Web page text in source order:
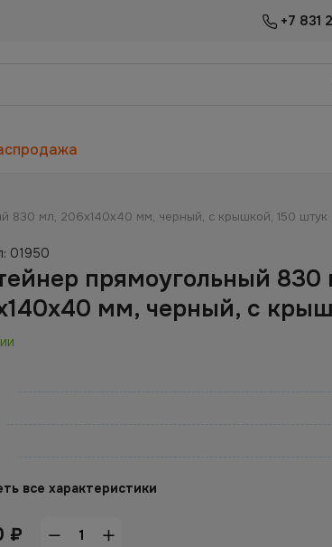
+7 831
830 мл, 206х140х40 мм, черный, с крышкой, 150 штук
01950
прямоугольный 830
мм, черный, с
все характеристики
₽